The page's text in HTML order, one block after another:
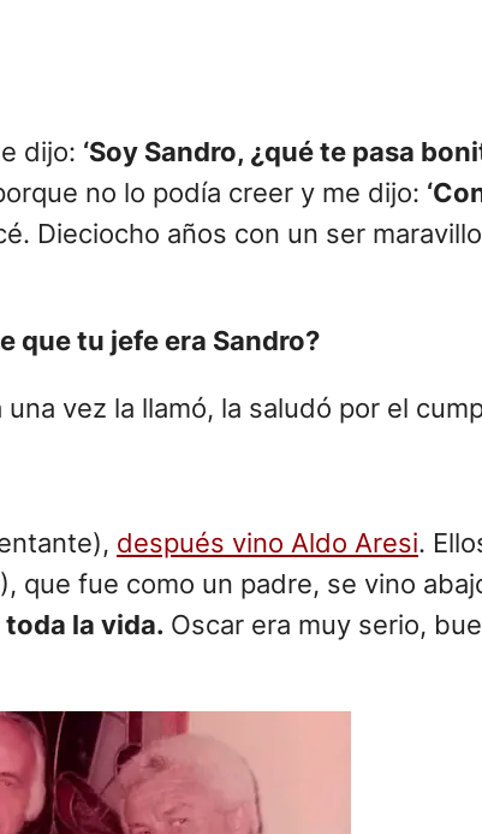
dijo: ‘Soy Sandro, ¿qué te pasa
no lo podía creer y me dijo:
Dieciocho años con un ser
que tu jefe era Sandro?
vez la llamó, la saludó por el
después vino Aldo Aresi.
que fue como un padre, se vino
la vida. Oscar era muy serio,